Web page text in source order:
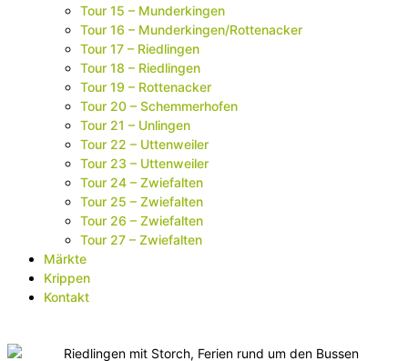
Tour 15 – Munderkingen
Tour 16 – Munderkingen/Rottenacker
Tour 17 – Riedlingen
Tour 18 – Riedlingen
Tour 19 – Rottenacker
Tour 20 – Schemmerhofen
Tour 21 – Unlingen
Tour 22 – Uttenweiler
Tour 23 – Uttenweiler
Tour 24 – Zwiefalten
Tour 25 – Zwiefalten
Tour 26 – Zwiefalten
Tour 27 – Zwiefalten
Märkte
Krippen
Kontakt